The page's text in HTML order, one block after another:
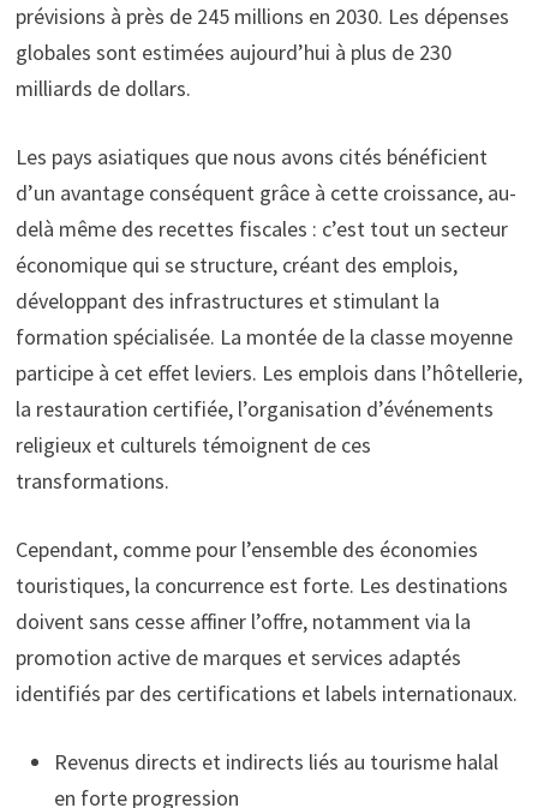
prévisions à près de 245 millions en 2030. Les dépenses
globales sont estimées aujourd’hui à plus de 230
milliards de dollars.
Les pays asiatiques que nous avons cités bénéficient
d’un avantage conséquent grâce à cette croissance, au-
delà même des recettes fiscales : c’est tout un secteur
économique qui se structure, créant des emplois,
développant des infrastructures et stimulant la
formation spécialisée. La montée de la classe moyenne
participe à cet effet leviers. Les emplois dans l’hôtellerie,
la restauration certifiée, l’organisation d’événements
religieux et culturels témoignent de ces
transformations.
Cependant, comme pour l’ensemble des économies
touristiques, la concurrence est forte. Les destinations
doivent sans cesse affiner l’offre, notamment via la
promotion active de marques et services adaptés
identifiés par des certifications et labels internationaux.
Revenus directs et indirects liés au tourisme halal
en forte progression